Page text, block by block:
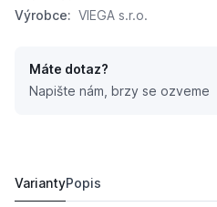
Výrobce: VIEGA s.r.o.
Máte dotaz?
Napište nám, brzy se ozveme
VariantyPopis